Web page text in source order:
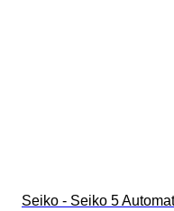
Seiko - Seiko 5